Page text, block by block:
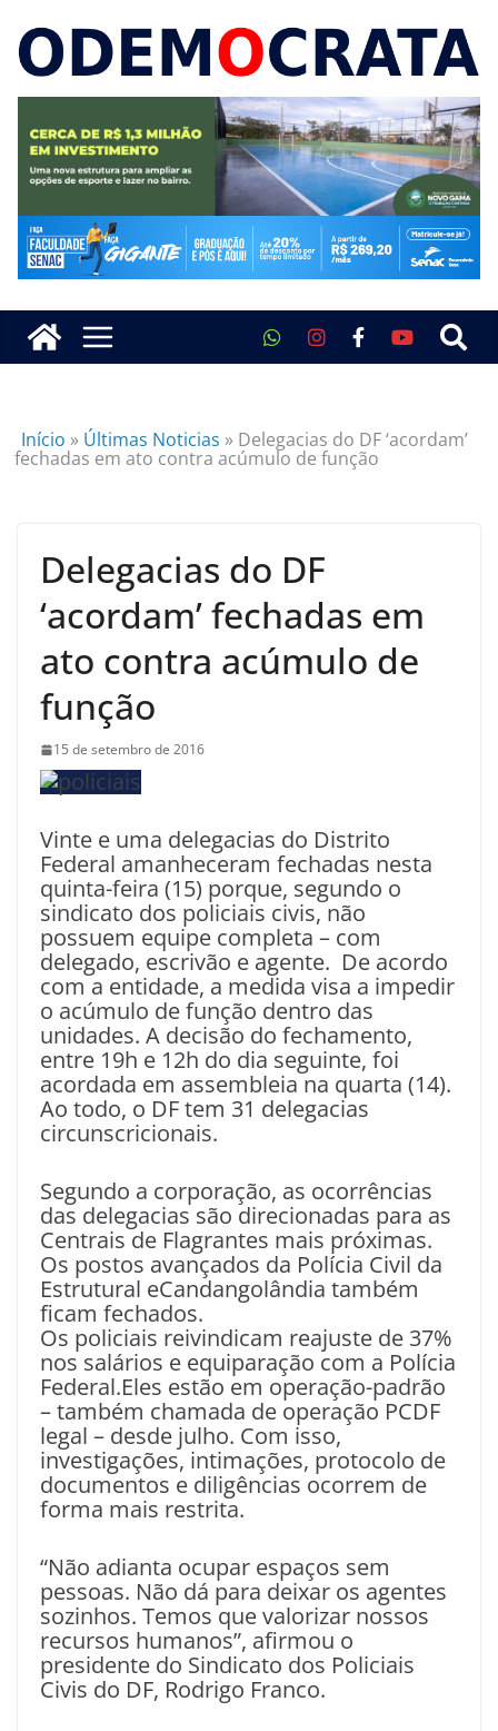
Início » Últimas Noticias » Delegacias do DF ‘acordam’
fechadas em ato contra acúmulo de função
Delegacias do DF
‘acordam’ fechadas em
ato contra acúmulo de
função
15 de setembro de 2016
Vinte e uma delegacias do Distrito
Federal amanheceram fechadas nesta
quinta-feira (15) porque, segundo o
sindicato dos policiais civis, não
possuem equipe completa – com
delegado, escrivão e agente. De acordo
com a entidade, a medida visa a impedir
o acúmulo de função dentro das
unidades. A decisão do fechamento,
entre 19h e 12h do dia seguinte, foi
acordada em assembleia na quarta (14).
Ao todo, o DF tem 31 delegacias
circunscricionais.
Segundo a corporação, as ocorrências
das delegacias são direcionadas para as
Centrais de Flagrantes mais próximas.
Os postos avançados da Polícia Civil da
Estrutural eCandangolândia também
ficam fechados.
Os policiais reivindicam reajuste de 37%
nos salários e equiparação com a Polícia
Federal.Eles estão em operação-padrão
– também chamada de operação PCDF
legal – desde julho. Com isso,
investigações, intimações, protocolo de
documentos e diligências ocorrem de
forma mais restrita.
“Não adianta ocupar espaços sem
pessoas. Não dá para deixar os agentes
sozinhos. Temos que valorizar nossos
recursos humanos”, afirmou o
presidente do Sindicato dos Policiais
Civis do DF, Rodrigo Franco.